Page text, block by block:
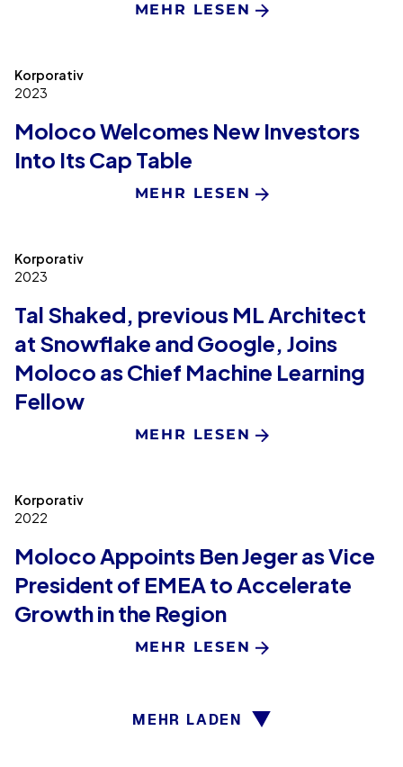
MEHR LESEN
Korporativ
2023
Moloco Welcomes New Investors
Into Its Cap Table
MEHR LESEN
Korporativ
2023
Tal Shaked, previous ML Architect
at Snowflake and Google, Joins
Moloco as Chief Machine Learning
Fellow
MEHR LESEN
Korporativ
2022
Moloco Appoints Ben Jeger as Vice
President of EMEA to Accelerate
Growth in the Region
MEHR LESEN
MEHR LADEN